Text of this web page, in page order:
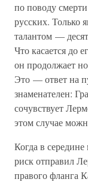
по поводу
русских. Только
талантом —
Что касается до
он продолжает
Это — ответ на
знаменателен:
сочувствует
этом случае
Когда в середине
риск отправил
правого фланга